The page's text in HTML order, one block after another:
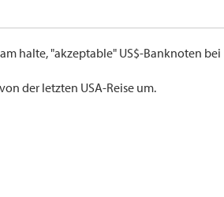
halte, "akzeptable" US$-Banknoten bei
der letzten USA-Reise um.